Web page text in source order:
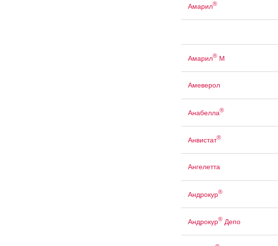
Амарил®
Амарил®М
Амеверол
Анабелла®
Анвистат®
Ангелетта
Андрокур®
Андрокур®Депо